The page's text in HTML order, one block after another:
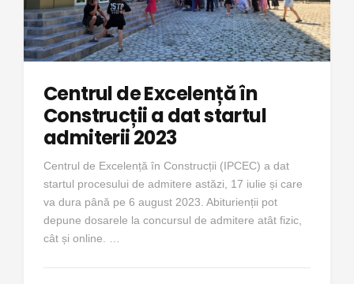
Centrul de Excelență în
Construcții a dat startul
admiterii 2023
Centrul de Excelență în Construcții (IPCEC) a dat
startul procesului de admitere astăzi, 17 iulie și care
va dura până pe 6 august 2023. Abiturienții pot
depune dosarele la concursul de admitere atât fizic,
cât și online. …